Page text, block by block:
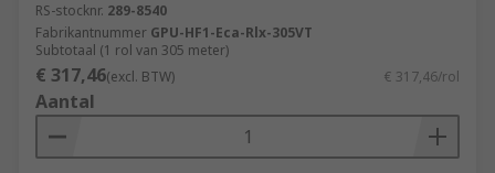
RS-stocknr. 289-8540
Fabrikantnummer GPU-HF1-Eca-Rlx-305VT
Subtotaal (1 rol van 305 meter)
€ 317,46(excl. BTW) € 317,46/rol
Aantal